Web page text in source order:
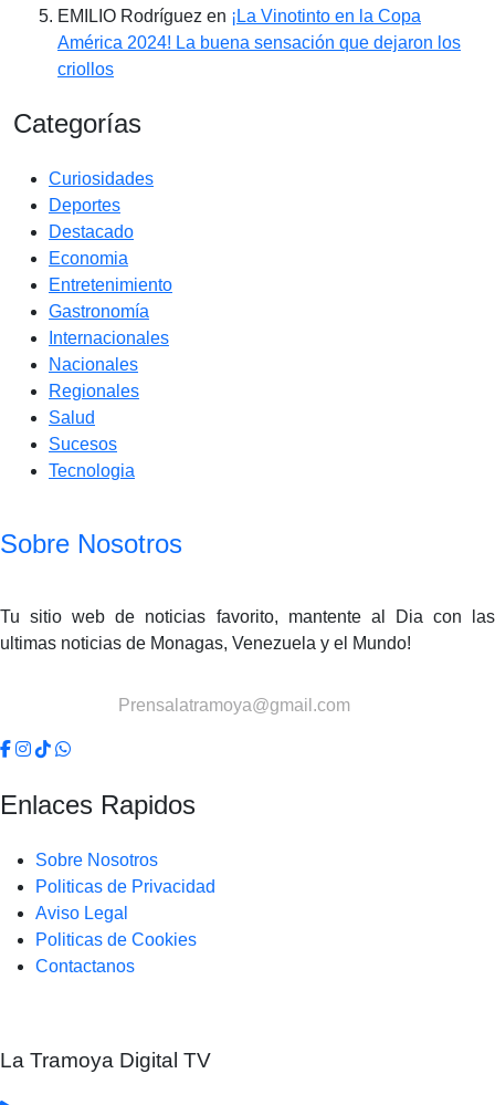
EMILIO Rodríguez en ¡La Vinotinto en la Copa
América 2024! La buena sensación que dejaron los
criollos
Categorías
Curiosidades
Deportes
Destacado
Economia
Entretenimiento
Gastronomía
Internacionales
Nacionales
Regionales
Salud
Sucesos
Tecnologia
Sobre Nosotros
Tu sitio web de noticias favorito, mantente al Dia con las
ultimas noticias de Monagas, Venezuela y el Mundo!
Prensalatramoya@gmail.com
Enlaces Rapidos
Sobre Nosotros
Politicas de Privacidad
Aviso Legal
Politicas de Cookies
Contactanos
La Tramoya Digital TV